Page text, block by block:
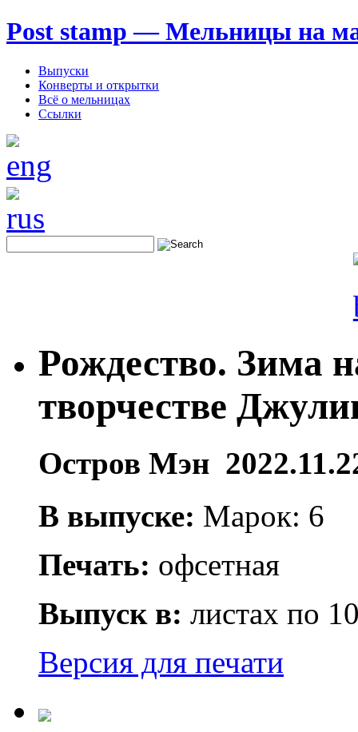
Post stamp — Мельницы на
Выпуски
Конверты и открытки
Всё о мельницах
Ссылки
Рождество. Зима
творчестве
Остров Мэн
В выпуске: Марок: 6
Печать: офсетная
Выпуск в: листах по
Версия для печати